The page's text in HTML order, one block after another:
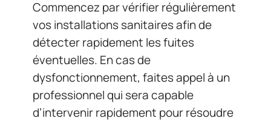
Commencez par vérifier régulièrement
vos installations sanitaires afin de
détecter rapidement les fuites
éventuelles. En cas de
dysfonctionnement, faites appel à un
professionnel qui sera capable
d’intervenir rapidement pour résoudre